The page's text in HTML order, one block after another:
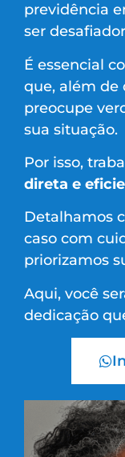
previdência
ser
É essencial
que, além de
preocupe
sua situação.
Por isso,
direta e
Detalhamos
caso com
priorizamos
Aqui, você
dedicação